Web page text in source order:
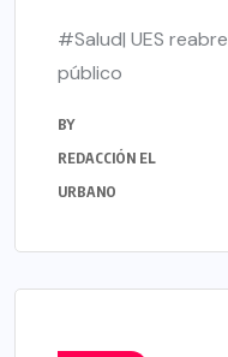
#Salud| UES
público
BY
REDACCIÓN EL
URBANO